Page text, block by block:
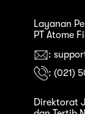
Layanan
PT Atome
:
: (021)
Direktorat